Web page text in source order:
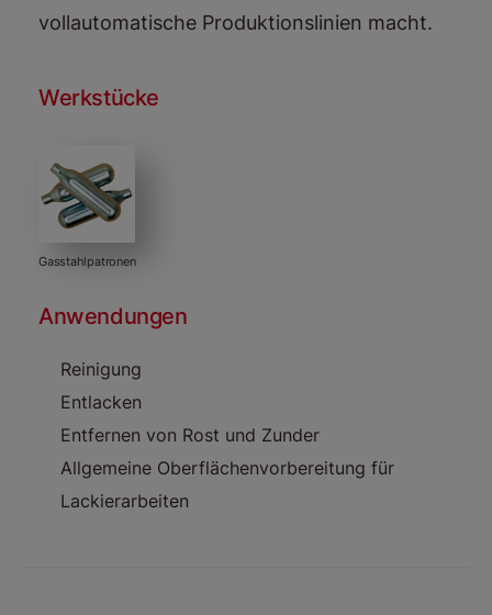
vollautomatische Produktionslinien macht.
Werkstücke
Gasstahlpatronen
Anwendungen
Reinigung
Entlacken
Entfernen von Rost und Zunder
Allgemeine Oberflächenvorbereitung für
Lackierarbeiten